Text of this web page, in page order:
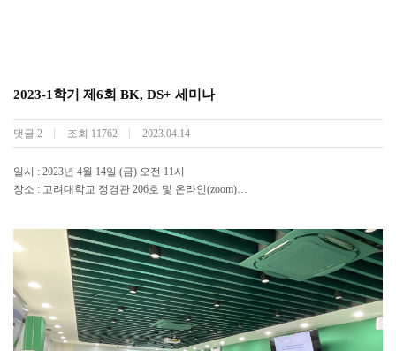
2023-1학기 제6회 BK, DS+ 세미나
댓글 2 조회 11762 2023.04.14
일시 : 2023년 4월 14일 (금) 오전 11시
장소 : 고려대학교 정경관 206호 및 온라인(zoom)
주제 : Partial linear regression of compositional data